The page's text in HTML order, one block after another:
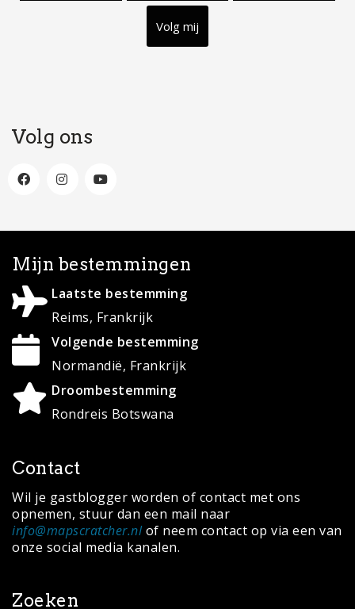
Volg mij
Volg ons
Mijn bestemmingen
Laatste bestemming
Reims, Frankrijk
Volgende bestemming
Normandië, Frankrijk
Droombestemming
Rondreis Botswana
Contact
Wil je gastblogger worden of contact met ons
opnemen, stuur dan een mail naar
info@mapscratcher.nlof neem contact op via een van
onze social media kanalen.
Zoeken